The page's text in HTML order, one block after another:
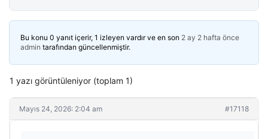
Bu konu 0 yanıt içerir, 1 izleyen vardır ve en son 2 ay 2 hafta önce
admin tarafından güncellenmiştir.
1 yazı görüntüleniyor (toplam 1)
Mayıs 24, 2026: 2:04 am #17118